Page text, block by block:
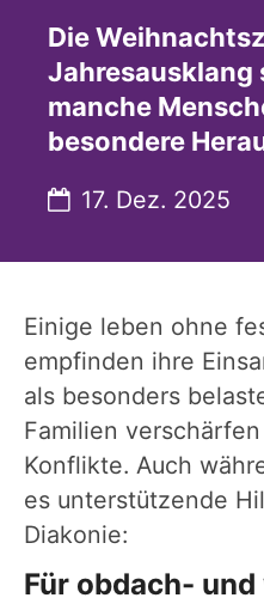
Die
Jahresausklang
manche
besondere
Datum:
17. Dez. 2025
Einige leben ohne
empfinden ihre
als besonders
Familien
Konflikte. Auch
es unterstützende
Diakonie:
Für obdach-